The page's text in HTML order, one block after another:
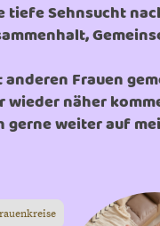
tiefe Sehnsucht
Frauen
wieder näher
gerne weiter auf